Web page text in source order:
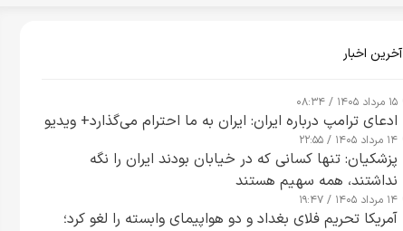
آخرین اخبار
۱۵ مرداد ۱۴۰۵ / ۰۸:۳۴
ادعای ترامپ درباره ایران: ایران به ما احترام می‌گذارد+ ویدیو
۱۴ مرداد ۱۴۰۵ / ۲۲:۵۵
پزشکیان: تنها کسانی که در خیابان بودند ایران را نگه
نداشتند، همه سهیم هستند
۱۴ مرداد ۱۴۰۵ / ۱۹:۴۷
آمریکا تحریم فلای بغداد و دو هواپیمای وابسته را لغو کرد؛